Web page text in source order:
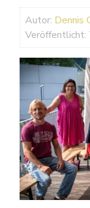
Autor: Dennis